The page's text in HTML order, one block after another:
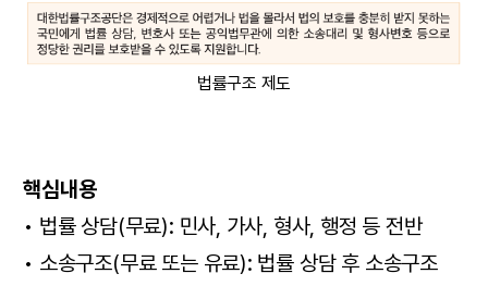
법률구조 제도
핵심내용
• 법률 상담(무료): 민사, 가사, 형사, 행정 등 전반
• 소송구조(무료 또는 유료): 법률 상담 후 소송구조